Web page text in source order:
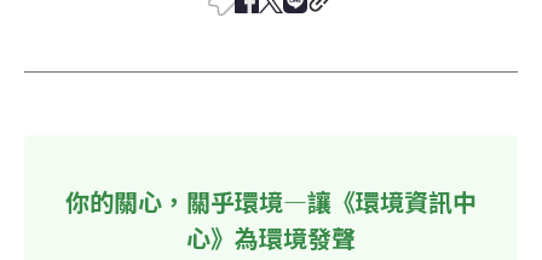
你的關心，關乎環境—讓《環境資訊中
心》為環境發聲